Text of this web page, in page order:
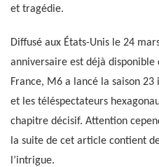
et tragédie.
Diffusé aux États-Unis le 24
anniversaire est déjà disponible
France, M6 a lancé la saison
et les téléspectateurs
chapitre décisif. Attention
la suite de cet article contient
l’intrigue.